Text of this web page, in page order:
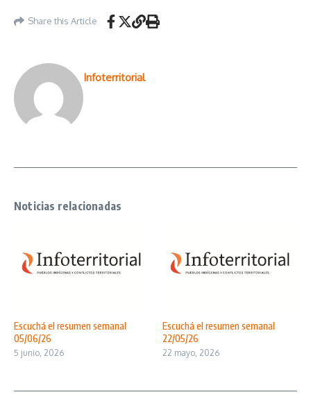
Share this Article
Infoterritorial
Noticias relacionadas
Escuchá el resumen semanal
05/06/26
5 junio, 2026
Escuchá el resumen semanal
22/05/26
22 mayo, 2026